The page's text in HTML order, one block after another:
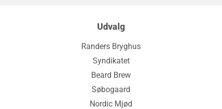
Udvalg
Randers Bryghus
Syndikatet
Beard Brew
Søbogaard
Nordic Mjød